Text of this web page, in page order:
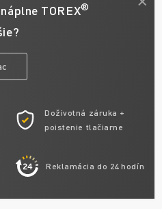
TOREX®
Doživotná záruka +
poistenie tlačiarne
Reklamácia do 24 hodín